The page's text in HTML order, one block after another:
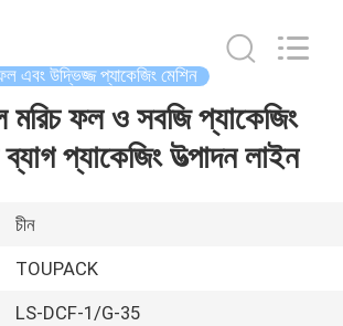
এবং উদ্ভিজ্জ প্যাকেজিং মেশিন
ফল ও সবজি প্যাকেজিং
প্যাকেজিং উত্পাদন লাইন
চীন
TOUPACK
LS-DCF-1/G-35